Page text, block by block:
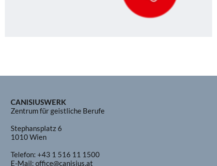
CANISIUSWERK
Zentrum für geistliche Berufe
Stephansplatz 6
1010 Wien
Telefon:+43 1 516 11 1500
E-Mail:office@canisius.at